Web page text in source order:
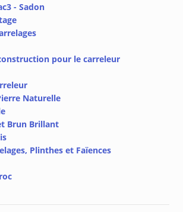
- Sadon
pour le carreleur
Naturelle
Brun Brillant
Plinthes et Faïences